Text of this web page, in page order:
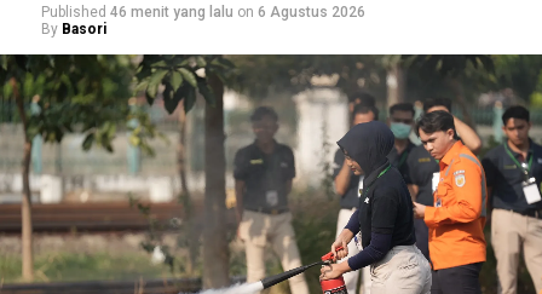
Published 46 menit yang lalu on 6 Agustus 2026
By Basori